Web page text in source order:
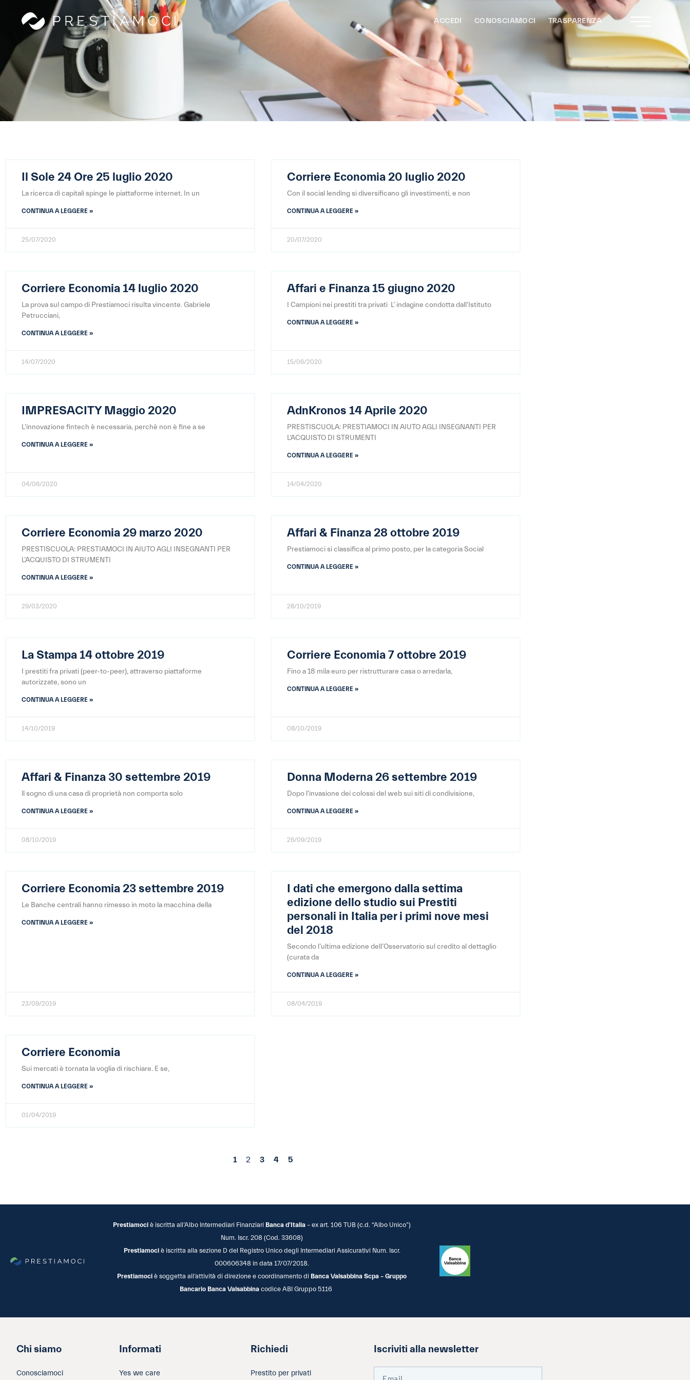
ACCEDI CONOSCIAMOCI TRASPARENZA
Il Sole 24 Ore 25 luglio 2020
La ricerca di capitali spinge le piattaforme internet. In un
CONTINUA A LEGGERE »
25/07/2020
Corriere Economia 20 luglio 2020
Con il social lending si diversificano gli investimenti, e non
CONTINUA A LEGGERE »
20/07/2020
Corriere Economia 14 luglio 2020
La prova sul campo di Prestiamoci risulta vincente. Gabriele
Petrucciani,
CONTINUA A LEGGERE »
14/07/2020
Affari e Finanza 15 giugno 2020
I Campioni nei prestiti tra privati L’ indagine condotta dall'Istituto
CONTINUA A LEGGERE »
15/06/2020
IMPRESACITY Maggio 2020
L'innovazione fintech è necessaria, perchè non è fine a se
CONTINUA A LEGGERE »
04/06/2020
AdnKronos 14 Aprile 2020
PRESTISCUOLA: PRESTIAMOCI IN AIUTO AGLI INSEGNANTI PER
L’ACQUISTO DI STRUMENTI
CONTINUA A LEGGERE »
14/04/2020
Corriere Economia 29 marzo 2020
PRESTISCUOLA: PRESTIAMOCI IN AIUTO AGLI INSEGNANTI PER
L’ACQUISTO DI STRUMENTI
CONTINUA A LEGGERE »
29/03/2020
Affari & Finanza 28 ottobre 2019
Prestiamoci si classifica al primo posto, per la categoria Social
CONTINUA A LEGGERE »
28/10/2019
La Stampa 14 ottobre 2019
I prestiti fra privati (peer-to-peer), attraverso piattaforme
autorizzate, sono un
CONTINUA A LEGGERE »
14/10/2019
Corriere Economia 7 ottobre 2019
Fino a 18 mila euro per ristrutturare casa o arredarla,
CONTINUA A LEGGERE »
08/10/2019
Affari & Finanza 30 settembre 2019
ll sogno di una casa di proprietà non comporta solo
CONTINUA A LEGGERE »
08/10/2019
Donna Moderna 26 settembre 2019
Dopo l'invasione dei colossi del web sui siti di condivisione,
CONTINUA A LEGGERE »
26/09/2019
Corriere Economia 23 settembre 2019
Le Banche centrali hanno rimesso in moto la macchina della
CONTINUA A LEGGERE »
23/09/2019
I dati che emergono dalla settima
edizione dello studio sui Prestiti
personali in Italia per i primi nove mesi
del 2018
Secondo l’ultima edizione dell’Osservatorio sul credito al dettaglio
(curata da
CONTINUA A LEGGERE »
08/04/2019
Corriere Economia
Sui mercati è tornata la voglia di rischiare. E se,
CONTINUA A LEGGERE »
01/04/2019
1 2 3 4 5
Prestiamoci è iscritta all’Albo Intermediari Finanziari Banca d’Italia – ex art. 106 TUB (c.d. “Albo Unico”)
Num. Iscr. 208 (Cod. 33608)
Prestiamociè iscritta alla sezione D del Registro Unico degli Intermediari Assicurativi Num. Iscr.
000606348 in data 17/07/2018.
Prestiamociè soggetta all’attività di direzione e coordinamento di Banca Valsabbina Scpa – Gruppo
Bancario Banca Valsabbina codice ABI Gruppo 5116
Chi siamo
Conosciamoci
Informati
Yes we care
Richiedi
Prestito per privati
Iscriviti alla newsletter